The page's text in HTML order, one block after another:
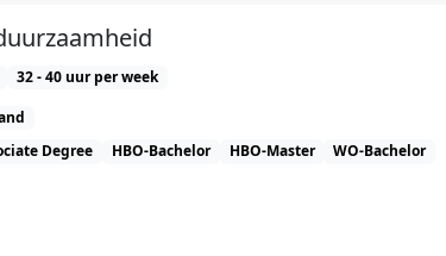
32 - 40 uur per week
Degree HBO-Bachelor HBO-Master
WO-Bachelor